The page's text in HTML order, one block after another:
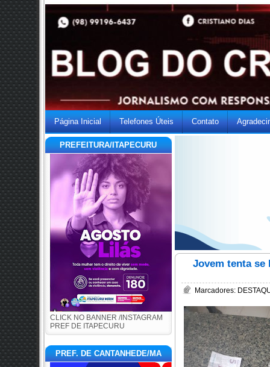
Página Inicial Telefones Úteis Contato
PREFEITURA/ITAPECURU
CLICK NO BANNER /INSTAGRAM
PREF DE ITAPECURU
PREF. DE CANTANHEDE/MA
Jovem tenta se
Marcadores: